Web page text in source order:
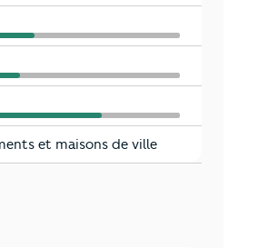
sur-Orge
sur-Orge
sur-Orge
sur-Orge
et maisons de ville